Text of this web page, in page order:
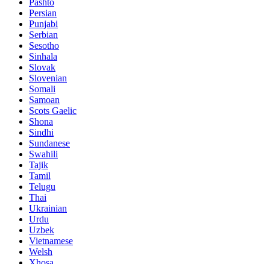
Persian
Punjabi
Serbian
Sesotho
Sinhala
Slovak
Slovenian
Somali
Samoan
Scots Gaelic
Shona
Sindhi
Sundanese
Swahili
Tajik
Tamil
Telugu
Thai
Ukrainian
Urdu
Uzbek
Vietnamese
Welsh